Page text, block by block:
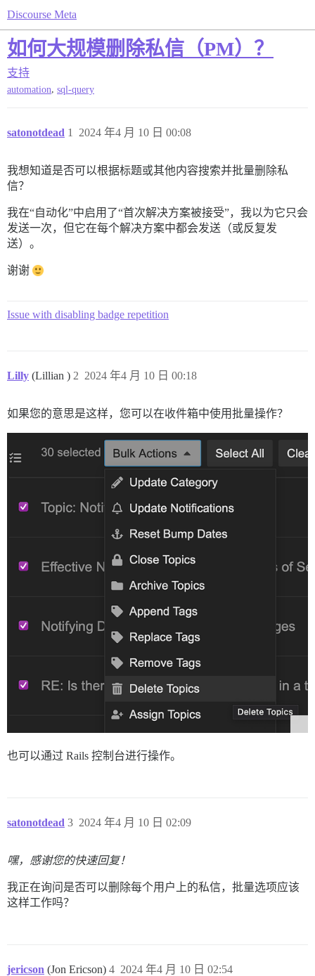
Discourse Meta
如何大规模删除私信（PM）？
支持
automation, sql-query
satonotdead 2024 年4 月 10 日 00:08
1
我想知道是否可以根据标题或其他内容搜索并批量删除私
信？
我在“自动化”中启用了“首次解决方案被接受”，我以为它只会
发送一次，但它在每个解决方案中都会发送（或反复发
送）。
谢谢
Issue with disabling badge repetition
Lilly (Lillian ) 2024 年4 月 10 日 00:18
2
如果您的意思是这样，您可以在收件箱中使用批量操作？
也可以通过 Rails 控制台进行操作。
satonotdead 2024 年4 月 10 日 02:09
3
嘿，感谢您的快速回复！
我正在询问是否可以删除每个用户上的私信，批量选项应该
这样工作吗？
jericson (Jon Ericson) 2024 年4 月 10 日 02:54
4